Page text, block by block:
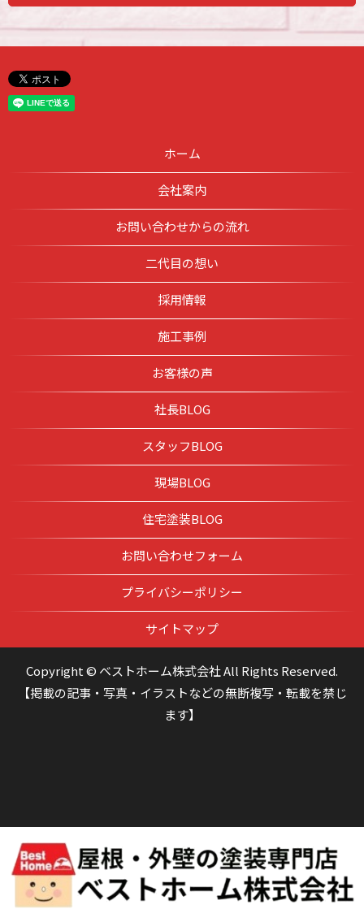
ホーム
会社案内
お問い合わせからの流れ
二代目の想い
採用情報
施工事例
お客様の声
社長BLOG
スタッフBLOG
現場BLOG
住宅塗装BLOG
お問い合わせフォーム
プライバシーポリシー
サイトマップ
Copyright © ベストホーム株式会社 All Rights Reserved.
【掲載の記事・写真・イラストなどの無断複写・転載を禁じ
ます】